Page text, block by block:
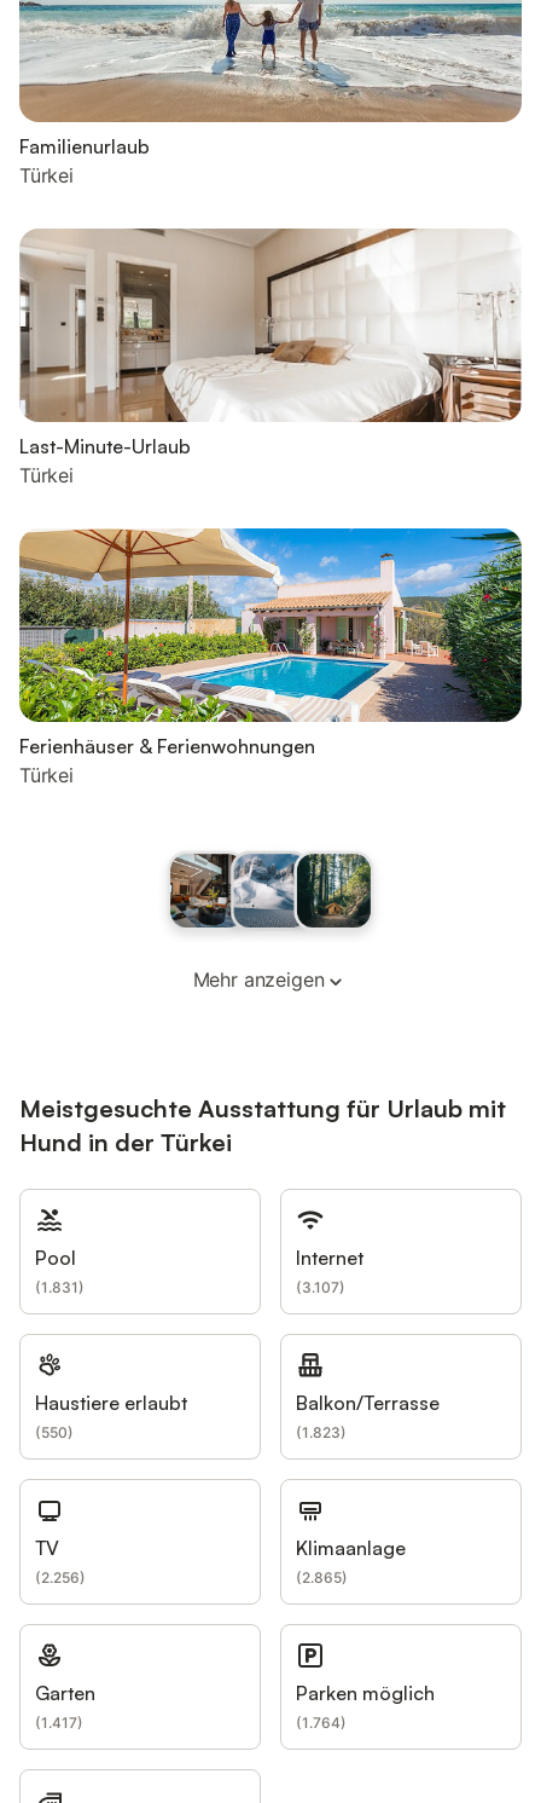
Familienurlaub
Türkei
Last-Minute-Urlaub
Türkei
Ferienhäuser & Ferienwohnungen
Türkei
Mehr anzeigen
Meistgesuchte Ausstattung für Urlaub mit
Hund in der Türkei
Pool
(1.831)
Internet
(3.107)
Haustiere erlaubt
(550)
Balkon/Terrasse
(1.823)
TV
(2.256)
Klimaanlage
(2.865)
Garten
(1.417)
Parken möglich
(1.764)